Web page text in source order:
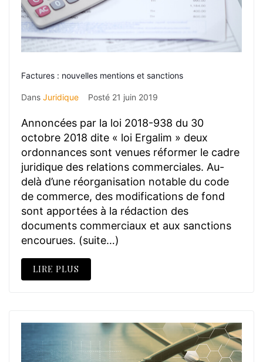
Factures : nouvelles mentions et sanctions
Dans Juridique Posté 21 juin 2019
Annoncées par la loi 2018-938 du 30
octobre 2018 dite « loi Ergalim » deux
ordonnances sont venues réformer le cadre
juridique des relations commerciales. Au-
delà d’une réorganisation notable du code
de commerce, des modifications de fond
sont apportées à la rédaction des
documents commerciaux et aux sanctions
encourues. (suite…)
LIRE PLUS